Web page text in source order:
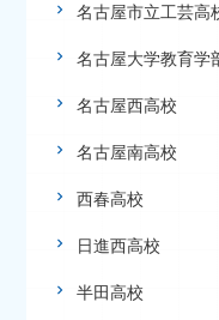
名古屋市立工芸高
名古屋大学教育学
名古屋西高校
名古屋南高校
西春高校
日進西高校
半田高校